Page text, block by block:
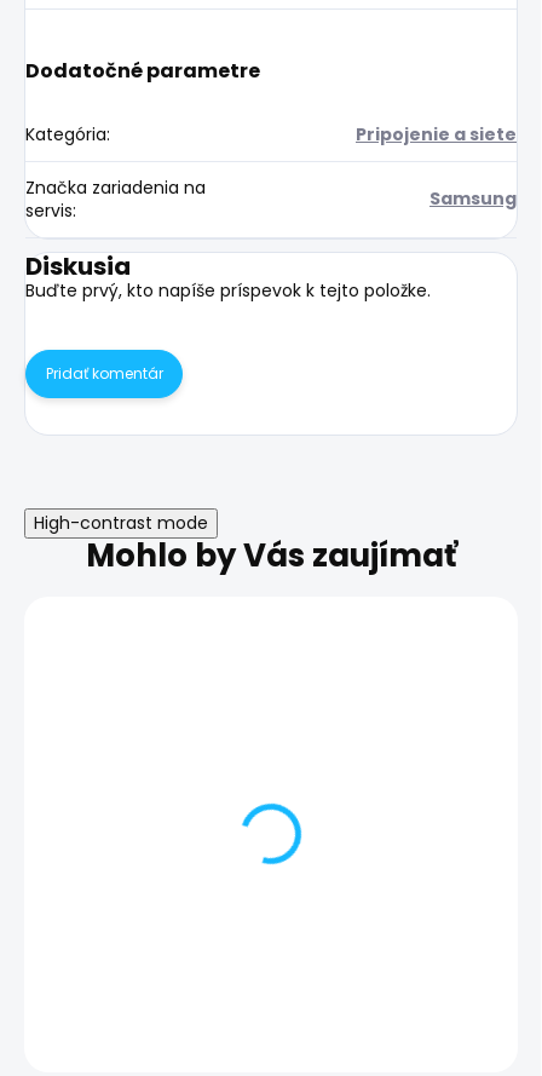
Dodatočné parametre
Kategória: Pripojenie a siete
Značka zariadenia na
servis: Samsung
Diskusia
Buďte prvý, kto napíše príspevok k tejto položke.
Pridať komentár
High-contrast mode
Mohlo by Vás zaujímať
Výmena SIM čítača |